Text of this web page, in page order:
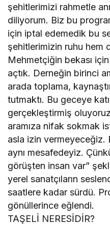
şehitlerimizi rahmetle
diliyorum. Biz bu
için iptal edemedik bu
şehitlerimizin ruhu hem
Mehmetçiğin bekası için
açtık. Derneğin birinci
arada toplama,
tutmaktı. Bu geceye
gerçekleştirmiş
aramıza nifak sokmak
asla izin vermeyeceğiz.
aynı mesafedeyiz.
görüşten insan var”
yerel sanatçıların
saatlere kadar sürdü.
gönüllerince eğlendi.
TAŞELİ NERESİDİR?